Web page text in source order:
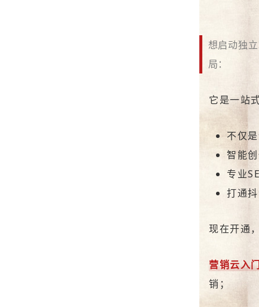
想启动独
局：
它是一站
不仅
智能
专业
打通
现在开通
营销云入
销；